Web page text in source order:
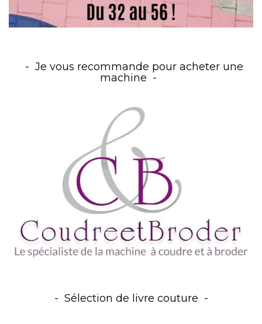
Je vous recommande pour acheter une
machine
Sélection de livre couture